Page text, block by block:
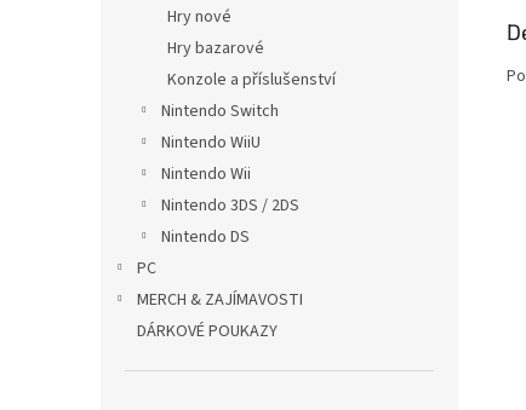
Hry nové
Hry bazarové
Konzole a příslušenství
Nintendo Switch
Nintendo WiiU
Nintendo Wii
Nintendo 3DS / 2DS
Nintendo DS
PC
MERCH & ZAJÍMAVOSTI
DÁRKOVÉ POUKAZY